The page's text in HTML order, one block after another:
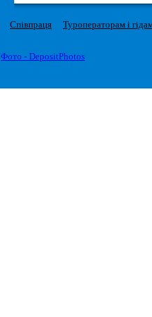
Співпраця Туроператорам і
Фото - DepositPhotos